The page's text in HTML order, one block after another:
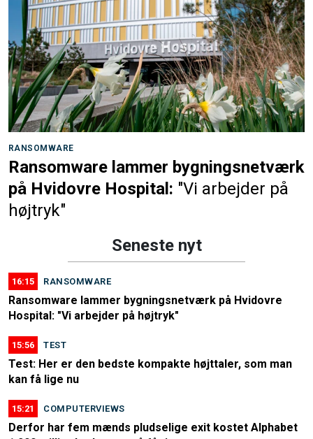
RANSOMWARE
Ransomware lammer bygningsnetværk
på Hvidovre Hospital: "Vi arbejder på
højtryk"
Seneste nyt
16:15 RANSOMWARE
Ransomware lammer bygningsnetværk på Hvidovre
Hospital: "Vi arbejder på højtryk"
15:56 TEST
Test: Her er den bedste kompakte højttaler, som man
kan få lige nu
15:21 COMPUTERVIEWS
Derfor har fem mænds pludselige exit kostet Alphabet